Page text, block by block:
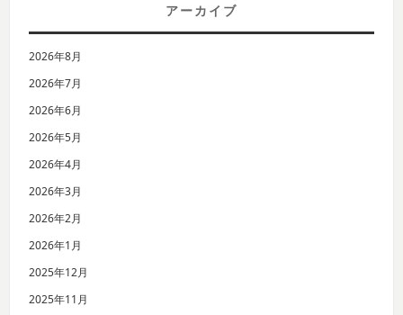
アーカイブ
2026年8月
2026年7月
2026年6月
2026年5月
2026年4月
2026年3月
2026年2月
2026年1月
2025年12月
2025年11月